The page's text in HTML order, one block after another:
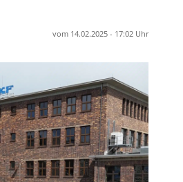
vom 14.02.2025 - 17:02 Uhr